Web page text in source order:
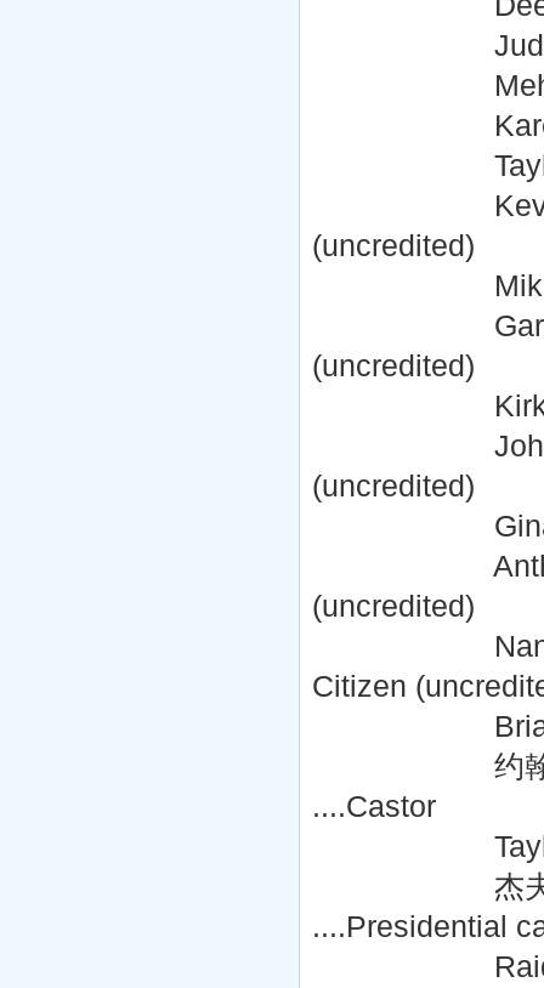
Judd
Mehmet
Karen
Taylor St.
Kevin J.
(uncredited)
Mike
Garret
(uncredited)
Kirk
John Deifer
(uncredited)
Gina
Anthony
(uncredited)
Nancy
Citizen
Brian E.
约翰·卫斯
....Castor
Taylor
杰夫·马修·
....Presidential
Raiden